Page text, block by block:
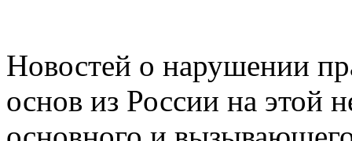
Новостей о нарушении
основ из России на этой